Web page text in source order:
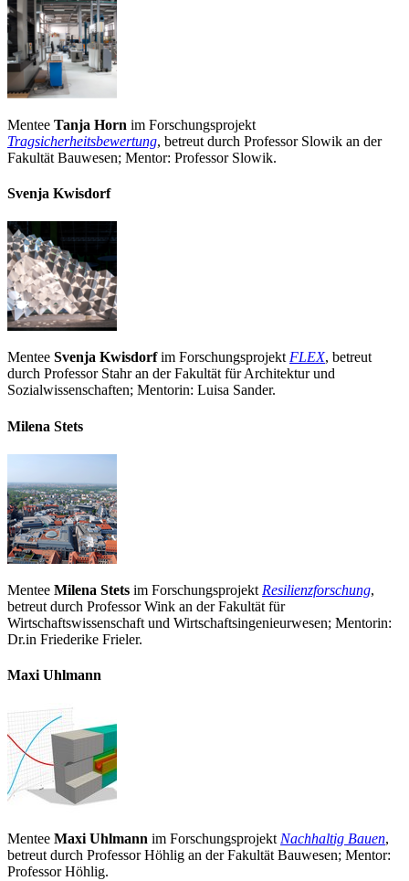
Mentee Tanja Horn im Forschungsprojekt
Tragsicherheitsbewertung, betreut durch Professor Slowik an der
Fakultät Bauwesen; Mentor: Professor Slowik.
Svenja Kwisdorf
Mentee Svenja Kwisdorfim Forschungsprojekt FLEX, betreut
durch Professor Stahr an der Fakultät für Architektur und
Sozialwissenschaften; Mentorin: Luisa Sander.
Milena Stets
Mentee Milena Stets im Forschungsprojekt Resilienzforschung,
betreut durch Professor Wink an der Fakultät für
Wirtschaftswissenschaft und Wirtschaftsingenieurwesen; Mentorin:
Dr.in Friederike Frieler.
Maxi Uhlmann
Mentee Maxi Uhlmann im Forschungsprojekt Nachhaltig Bauen,
betreut durch Professor Höhlig an der Fakultät Bauwesen; Mentor:
Professor Höhlig.